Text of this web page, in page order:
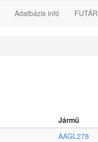
Adatbázis infó FUTÁR
Jármű
AAGL278